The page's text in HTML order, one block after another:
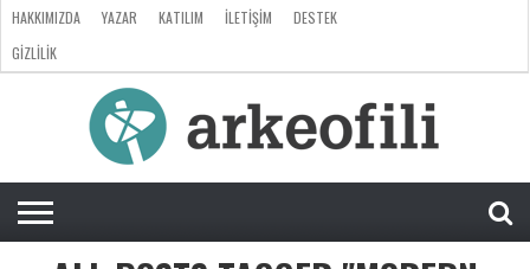
ARKEOLOJI
ANTROPOLOJI
PALEONTOLOJI
EVRIM
DOSYA
CEVAP
RÖPORTAJ
HAKKIMIZDA YAZAR KATILIM İLETIŞIM
DESTEK
GIZLILIK